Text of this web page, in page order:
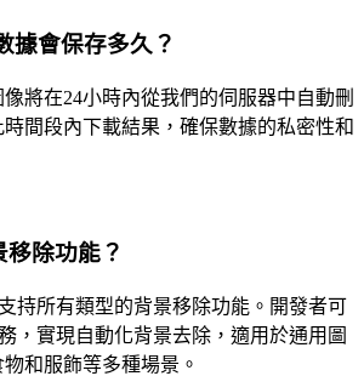
據會保存多久？
將在24小時內從我們的伺服器中自動刪
間段內下載結果，確保數據的私密性和
除功能？
持所有類型的背景移除功能。開發者可
，實現自動化背景去除，適用於通用圖
和服飾等多種場景。